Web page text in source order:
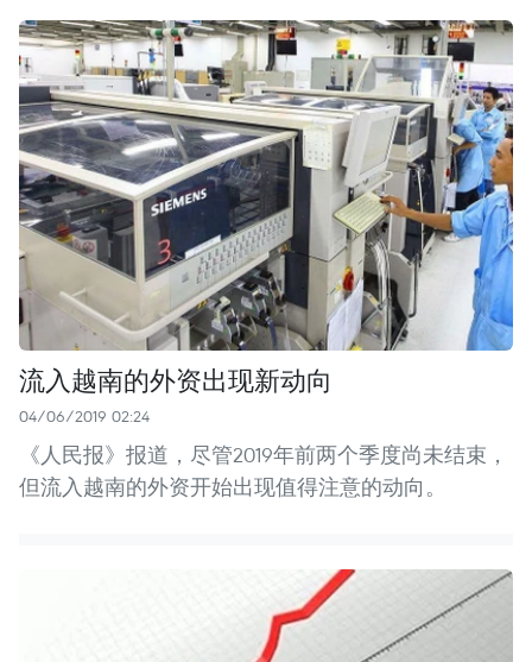
流入越南的外资出现新动向
04/06/2019 02:24
《人民报》报道，尽管2019年前两个季度尚未结束，
但流入越南的外资开始出现值得注意的动向。